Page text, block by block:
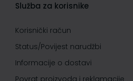
Služba za korisnike
Korisnički račun
Status/Povijest narudžbi
Informacije o dostavi
Povrat proizvoda i reklamacije